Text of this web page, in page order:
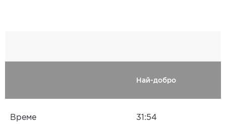
Най-добро
Време 31:54